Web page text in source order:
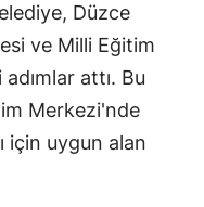
Gümüşhane
Hakkari
Hatay
Düzce
ve Milli Eğitim
attı. Bu
Merkezi'nde
için uygun alan